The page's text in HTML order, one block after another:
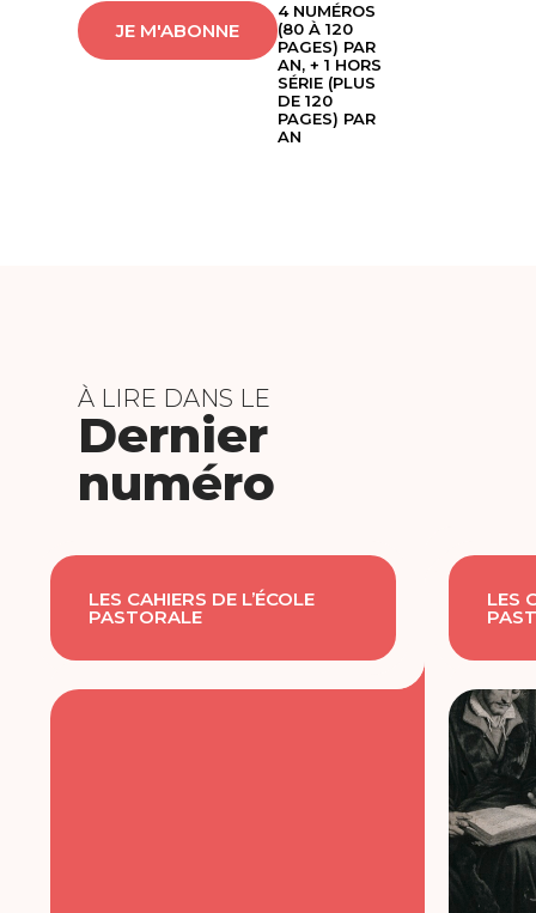
JE M'ABONNE
4 NUMÉROS
(80 À 120
PAGES) PAR
AN, + 1 HORS
SÉRIE (PLUS
DE 120
PAGES) PAR
AN
À LIRE DANS LE
Dernier
numéro
LES CAHIERS DE L’ÉCOLE
PASTORALE
LES